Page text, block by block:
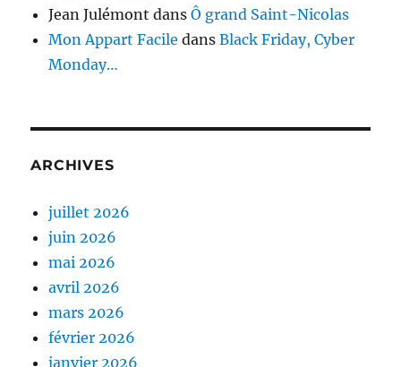
Jean Julémont dansÔ grand Saint-Nicolas
Mon Appart Facile dansBlack Friday, Cyber
Monday…
ARCHIVES
juillet 2026
juin 2026
mai 2026
avril 2026
mars 2026
février 2026
janvier 2026